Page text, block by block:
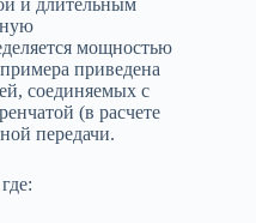
и длительным
мощностью
приведена
соединяемых с
(в расчете
передачи.